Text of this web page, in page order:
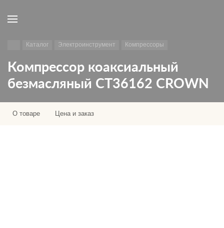
Каталог Электроинструмент Компрессоры
Компрессор коаксиальный
безмасляный CT36162 CROWN
О товаре Цена и заказ